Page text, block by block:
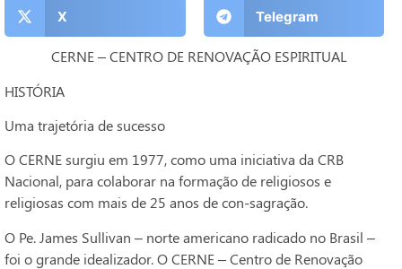
X Telegram
CERNE – CENTRO DE RENOVAÇÃO ESPIRITUAL
HISTÓRIA
Uma trajetória de sucesso
O CERNE surgiu em 1977, como uma iniciativa da CRB
Nacional, para colaborar na formação de religiosos e
religiosas com mais de 25 anos de con-sagração.
O Pe. James Sullivan – norte americano radicado no Brasil –
foi o grande idealizador. O CERNE – Centro de Renovação